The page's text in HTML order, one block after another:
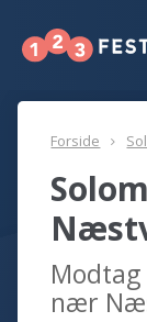
Forside
nær